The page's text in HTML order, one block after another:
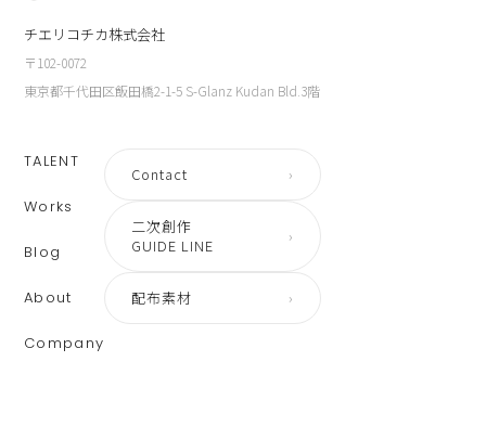
チエリコチカ株式会社
〒102-0072
東京都千代田区飯田橋2-1-5 S-Glanz Kudan Bld.3階
TALENT
Works
Blog
About
Company
Contact ›
二次創作
GUIDE LINE
›
配布素材 ›